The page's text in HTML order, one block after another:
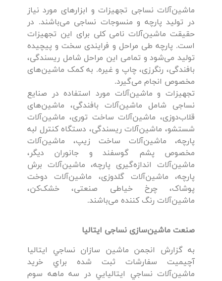
ماشین‌آلات نساجی تجهیزات و ابزارهای مورد نیاز
در تولید پارچه و منسوجات نساجی می‌باشند. در
حقیقت ماشین‌آلات نامی کلی برای این تجهیزات
است. پارچه طی مراحل و فرایندی سخت و پیچیده
تولید می‌شود و تمامی این مراحل شامل ریسندگی،
بافندگی، رنگرزی، چاپ و غیره. به کمک ماشین‌های
مخصوص انجام می‌گیرد.
تجهیزات و ماشین‌آلات مورد استفاده در صنایع
نساجی شامل ماشین‌آلات بافندگی، ماشین‌های
قلاب‌دوزی، ماشین‌آلات ساخت توری، ماشین‌آلات
شستشو، ماشین‌آلات ریسندگی، دستگاه کنترل لبه
پارچه، ماشین‌آلات ساخت زیپ، ماشین‌آلات
مخصوص پشم گوسفند و جانوران دیگر،
ماشین‌آلات اندازه‌گیری پارچه، ماشین‌آلات برش
پارچه، ماشین‌آلات گلدوزی، ماشین‌آلات دوخت
پوشاک، چرخ خیاطی صنعتی، خشک‌کن،
ماشین‌آلات رنگ کننده می‌باشند.
صنعت ماشین‌سازی نساجی ایتالیا
به گزارش انجمن ماشين سازان نساجي ايتاليا
آچيميت سفارشات ثبت شده براي خريد
ماشین‌آلات نساجي ايتاليايي در سه ماهه سوم